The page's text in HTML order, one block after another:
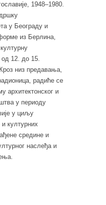
1948–1980.
у Београду и
из Берлина,
од 12. до 15.
низ предавања,
радиће се
архитектонског и
у периоду
у циљу
културних
средине и
наслеђа и